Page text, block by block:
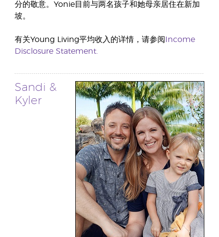
分的敬意。Yonie目前与两名孩子和她母亲居住在新加
坡。
有关Young Living平均收入的详情，请参阅 Income
Disclosure Statement.
Sandi &
Kyler